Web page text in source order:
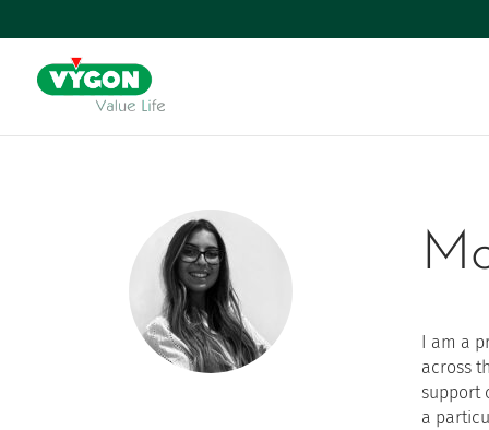
I am a
across
support
a